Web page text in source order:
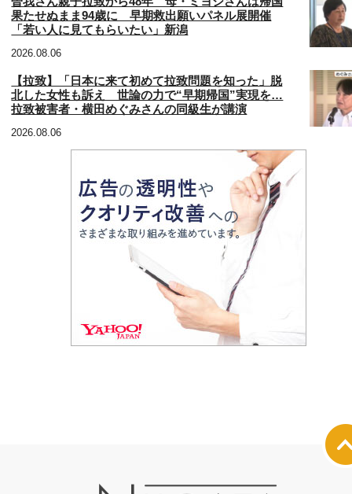
果たせぬまま94歳に 早期救出願いパネル展開催
「若い人に見てもらいたい」新潟
2026.08.06
【拉致】「日本に来て初めて拉致問題を知った」脱
北した女性も訴え 世論の力で“早期帰国”実現を…
拉致被害者・横田めぐみさんの同級生が講演
2026.08.06